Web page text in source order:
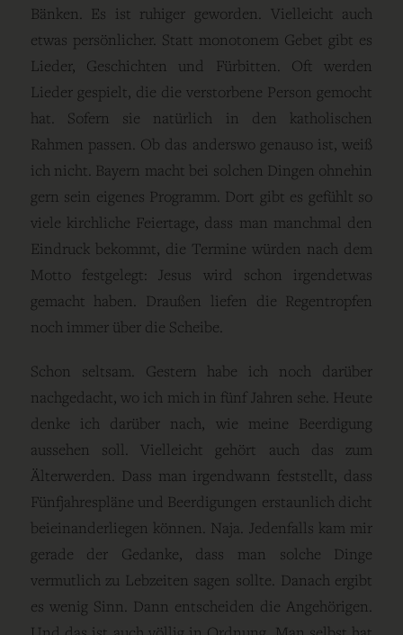
Bänken. Es ist ruhiger geworden. Vielleicht auch
etwas persönlicher. Statt monotonem Gebet gibt es
Lieder, Geschichten und Fürbitten. Oft werden
Lieder gespielt, die die verstorbene Person gemocht
hat. Sofern sie natürlich in den katholischen
Rahmen passen. Ob das anderswo genauso ist, weiß
ich nicht. Bayern macht bei solchen Dingen ohnehin
gern sein eigenes Programm. Dort gibt es gefühlt so
viele kirchliche Feiertage, dass man manchmal den
Eindruck bekommt, die Termine würden nach dem
Motto festgelegt: Jesus wird schon irgendetwas
gemacht haben. Draußen liefen die Regentropfen
noch immer über die Scheibe.
Schon seltsam. Gestern habe ich noch darüber
nachgedacht, wo ich mich in fünf Jahren sehe. Heute
denke ich darüber nach, wie meine Beerdigung
aussehen soll. Vielleicht gehört auch das zum
Älterwerden. Dass man irgendwann feststellt, dass
Fünfjahrespläne und Beerdigungen erstaunlich dicht
beieinanderliegen können. Naja. Jedenfalls kam mir
gerade der Gedanke, dass man solche Dinge
vermutlich zu Lebzeiten sagen sollte. Danach ergibt
es wenig Sinn. Dann entscheiden die Angehörigen.